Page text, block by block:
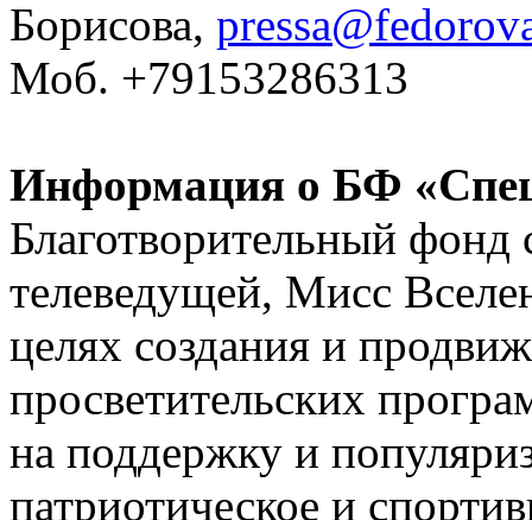
Борисова,
Моб. +79153286313
Информация о БФ
Благотворительный фонд
телеведущей, Мисс
целях создания и
просветительских
на поддержку и
патриотическое и